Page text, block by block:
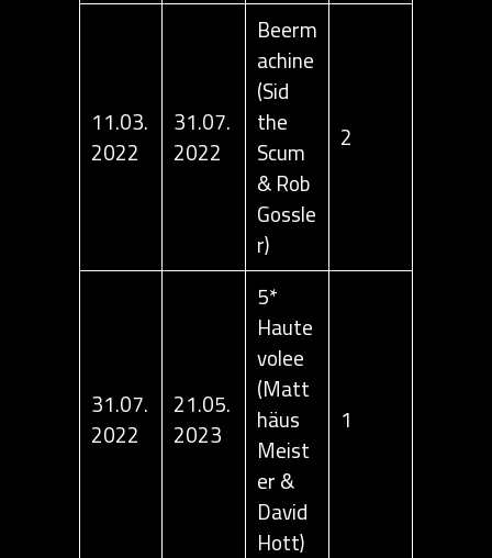
11.03.
2022
31.07.
2022
Beerm
achine
(Sid
the
Scum
& Rob
Gossle
r)
2
31.07.
2022
21.05.
2023
5*
Haute
volee
(Matt
häus
Meist
er &
David
Hott)
1